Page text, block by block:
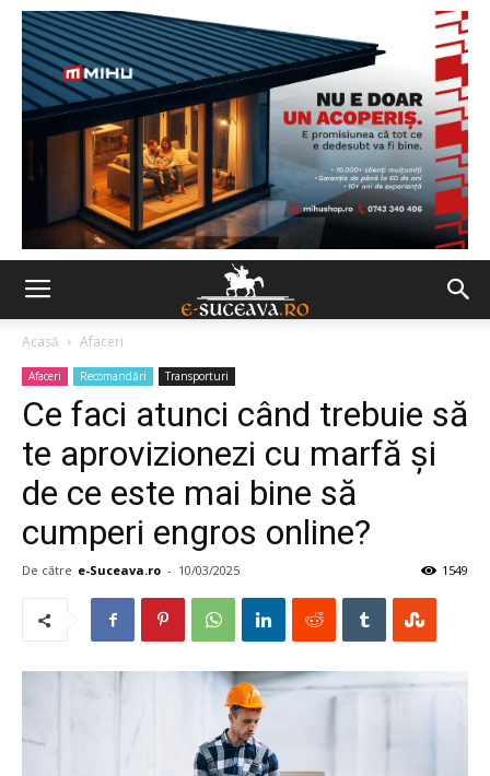
Acasă Afaceri
Afaceri Recomandări Transporturi
Ce faci atunci când trebuie să
te aprovizionezi cu marfă și
de ce este mai bine să
cumperi engros online?
De către e-Suceava.ro - 10/03/2025 1549